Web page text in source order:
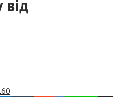
від
0